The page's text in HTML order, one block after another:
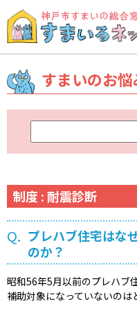
すまいのお
ド
検
制度 : 耐震診断
Q. プレハブ住宅はな
のか？
昭和56年5月以前のプレハブ
補助対象になっていないのは